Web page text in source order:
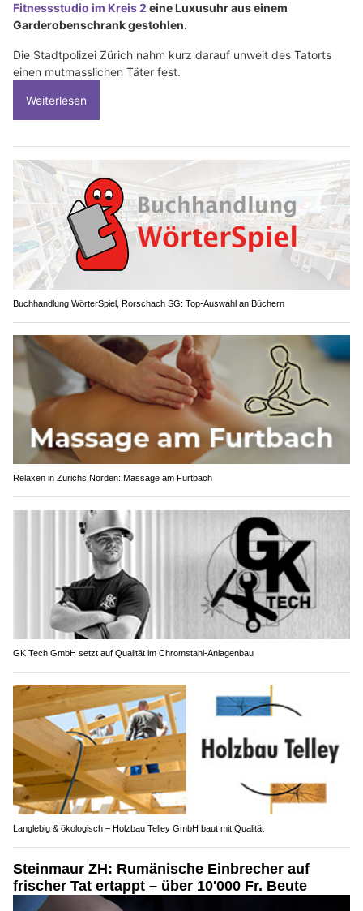
Fitnessstudio im Kreis 2 eine Luxusuhr aus einem
Garderobenschrank gestohlen.
Die Stadtpolizei Zürich nahm kurz darauf unweit des Tatorts
einen mutmasslichen Täter fest.
Weiterlesen
Buchhandlung WörterSpiel, Rorschach SG: Top-Auswahl an Büchern
Relaxen in Zürichs Norden: Massage am Furtbach
GK Tech GmbH setzt auf Qualität im Chromstahl-Anlagenbau
Langlebig & ökologisch – Holzbau Telley GmbH baut mit Qualität
Steinmaur ZH: Rumänische Einbrecher auf
frischer Tat ertappt – über 10'000 Fr. Beute